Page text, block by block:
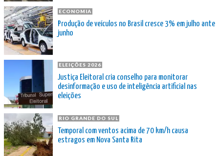
ECONOMIA
Produção de veículos no Brasil cresce 3% em julho ante
junho
ELEIÇÕES 2026
Justiça Eleitoral cria conselho para monitorar
desinformação e uso de inteligência artificial nas
eleições
RIO GRANDE DO SUL
Temporal com ventos acima de 70 km/h causa
estragos em Nova Santa Rita